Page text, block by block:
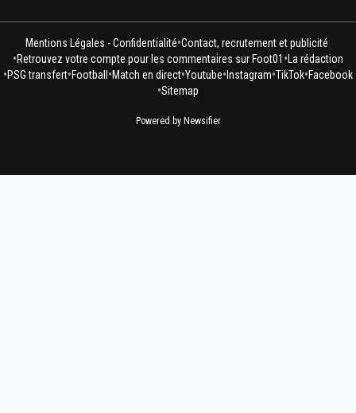
Mentions Légales - Confidentialité•Contact, recrutement et publicité
•Retrouvez votre compte pour les commentaires sur Foot01 • La rédaction
•PSG transfert•Football •Match en direct•Youtube• Instagram•TikTok•Facebook
•Sitemap
Powered by Newsifier